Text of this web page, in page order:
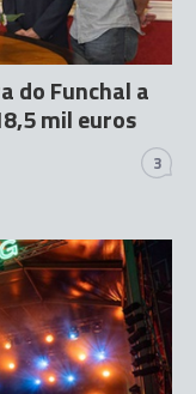
do Funchal a
mil euros
3